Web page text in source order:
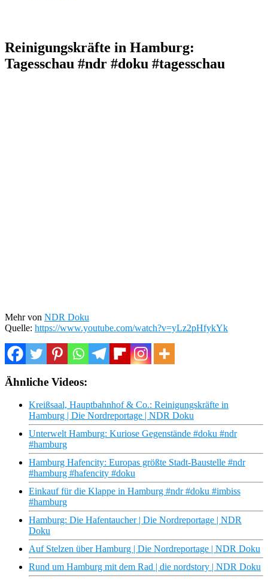
Reinigungskräfte in Hamburg:
Tagesschau #ndr #doku #tagesschau
Mehr von NDR Doku
Quelle: https://www.youtube.com/watch?v=yLz2pHfykYk
Ähnliche Videos:
Kreißsaal, Hauptbahnhof & Co.: Reinigungskräfte in
Hamburg | Die Nordreportage | NDR Doku
Unterwelt Hamburg: Kuriose Gegenstände #doku #ndr
#hamburg
Hamburg Hafencity: Europas größte Stadt-Baustelle #ndr
#hamburg #hafencity #doku
Einkauf für die Klappe in Hamburg #ndr #doku #imbiss
#hamburg
Hamburg: Die Hafentaucher | Die Nordreportage | NDR
Doku
Auf Stelzen über Hamburg | Die Nordreportage | NDR Doku
Rund um Hamburg mit dem Rad | die nordstory | NDR Doku